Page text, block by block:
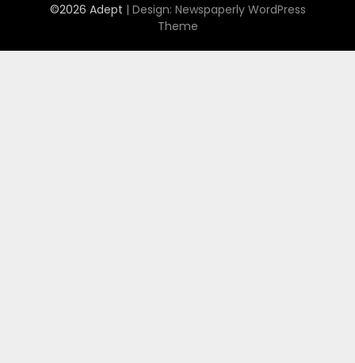
©2026 Adept | Design: Newspaperly WordPress
Theme